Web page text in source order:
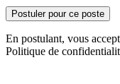
Postuler pour ce poste
En postulant, vous
Politique de